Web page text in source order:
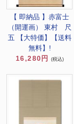
【 即納品 】赤富士
（開運画） 東村 尺
五 【大特価】【送料
無料】!
16,280円
(税込)